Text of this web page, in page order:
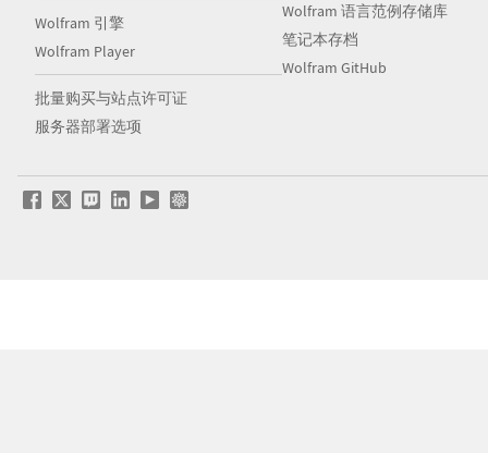
Wolfram 引擎
Wolfram Player
批量购买与站点许可证
服务器部署选项
Wolfram 语言范例存储库
笔记本存档
Wolfram GitHub